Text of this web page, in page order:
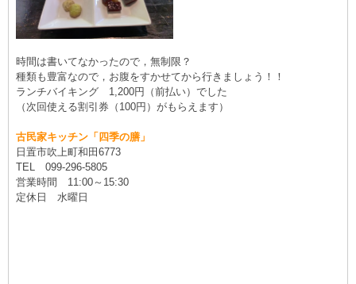
時間は書いてなかったので，無制限？
種類も豊富なので，お腹をすかせてから行きましょう！！
ランチバイキング 1,200円（前払い）でした
（次回使える割引券（100円）がもらえます）
古民家キッチン「四季の膳」
日置市吹上町和田6773
TEL 099-296-5805
営業時間 11:00～15:30
定休日 水曜日